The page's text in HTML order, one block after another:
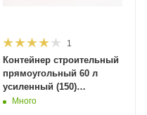
1
Контейнер строительный
прямоугольный 60 л
усиленный (150)
(бп000007638)
Много